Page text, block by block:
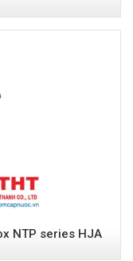
NTP series HJA